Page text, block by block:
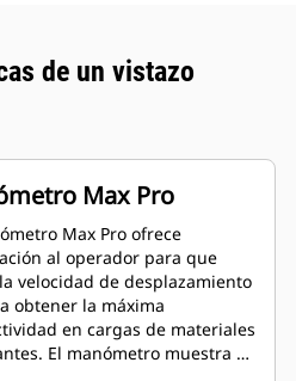
de un vistazo
Max Pro
Max Pro ofrece
al operador para que
velocidad de desplazamiento
obtener la máxima
en cargas de materiales
El manómetro muestra el